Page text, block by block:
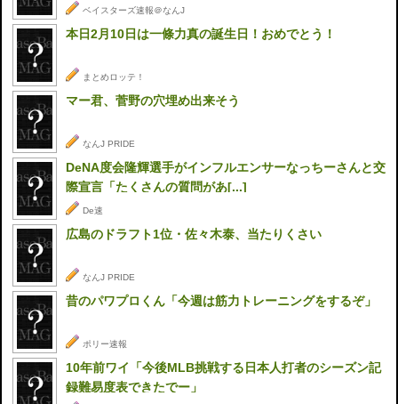
ベイスターズ速報＠なんJ
本日2月10日は一條力真の誕生日！おめでとう！
まとめロッテ！
マー君、菅野の穴埋め出来そう
なんJ PRIDE
DeNA度会隆輝選手がインフルエンサーなっちーさんと交
際宣言「たくさんの質問があ[...]
De速
広島のドラフト1位・佐々木泰、当たりくさい
なんJ PRIDE
昔のパワプロくん「今週は筋力トレーニングをするぞ」
ポリー速報
10年前ワイ「今後MLB挑戦する日本人打者のシーズン記
録難易度表できたでー」